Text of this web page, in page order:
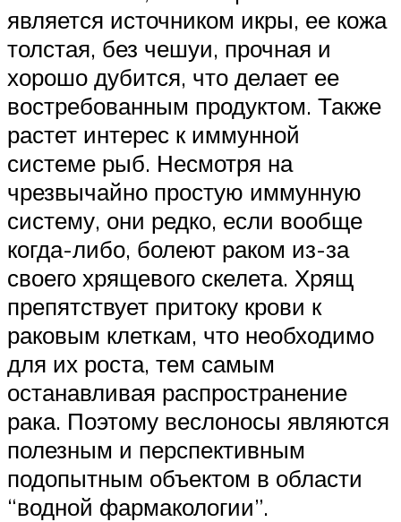
является источником икры, ее кожа
толстая, без чешуи, прочная и
хорошо дубится, что делает ее
востребованным продуктом. Также
растет интерес к иммунной
системе рыб. Несмотря на
чрезвычайно простую иммунную
систему, они редко, если вообще
когда-либо, болеют раком из-за
своего хрящевого скелета. Хрящ
препятствует притоку крови к
раковым клеткам, что необходимо
для их роста, тем самым
останавливая распространение
рака. Поэтому веслоносы являются
полезным и перспективным
подопытным объектом в области
“водной фармакологии”.